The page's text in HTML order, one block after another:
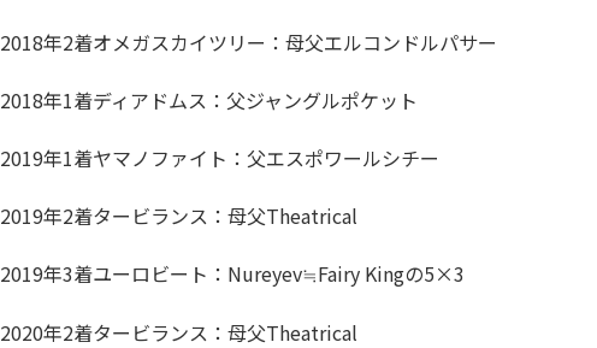
2018年2着オメガスカイツリー：母父エルコンドルパサー
2018年1着ディアドムス：父ジャングルポケット
2019年1着ヤマノファイト：父エスポワールシチー
2019年2着タービランス：母父Theatrical
2019年3着ユーロビート：Nureyev≒Fairy Kingの5×3
2020年2着タービランス：母父Theatrical